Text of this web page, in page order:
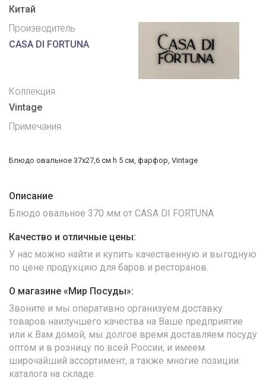
Китай
Производитель
CASA DI FORTUNA
Коллекция
Vintage
Примечания
Блюдо овальное 37x27,6 см h 5 см, фарфор, Vintage
Описание
Блюдо овальное 370 мм от CASA DI FORTUNA
Качество и отличные цены:
У нас можно найти и купить качественную и выгодную
по цене продукцию для баров и ресторанов.
О магазине «Мир Посуды»:
Звоните и мы оперативно организуем доставку
товаров наилучшего качества на Ваше предприятие
или к Вам домой, мы долгое время доставляем посуду
оптом и в розницу по всей России, и имеем
широчайший ассортимент, а также многие позиции
каталога на складе.